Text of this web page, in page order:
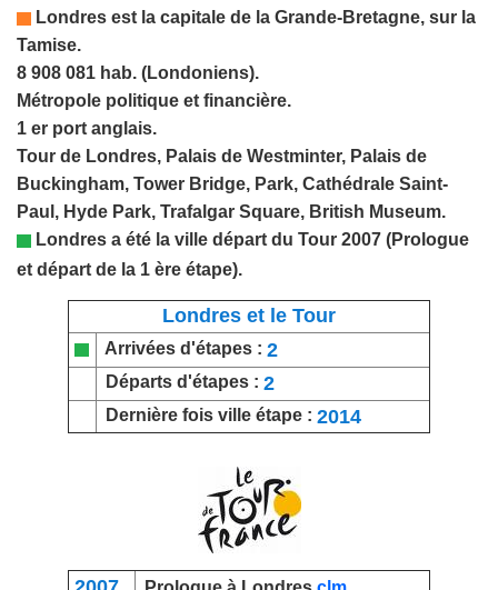
Londres est la capitale de la Grande-Bretagne, sur la
Tamise.
8 908 081 hab. (Londoniens).
Métropole politique et financière.
1 er port anglais.
Tour de Londres, Palais de Westminter, Palais de
Buckingham, Tower Bridge, Park, Cathédrale Saint-
Paul, Hyde Park, Trafalgar Square, British Museum.
Londres a été la ville départ du Tour 2007 (Prologue
et départ de la 1 ère étape).
Londres et le Tour
Arrivées d'étapes : 2
Départs d'étapes : 2
Dernière fois ville étape : 2014